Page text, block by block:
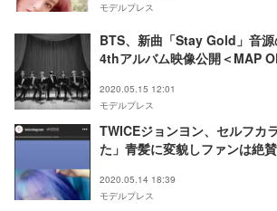
モデルプレス
BTS、新曲「Stay Gold」音
4thアルバム映像公開＜MAP
2020.05.15 12:01
モデルプレス
TWICEジョンヨン、セルフカ
た」青髪に変貌しファンは絶賛
2020.05.14 18:39
モデルプレス